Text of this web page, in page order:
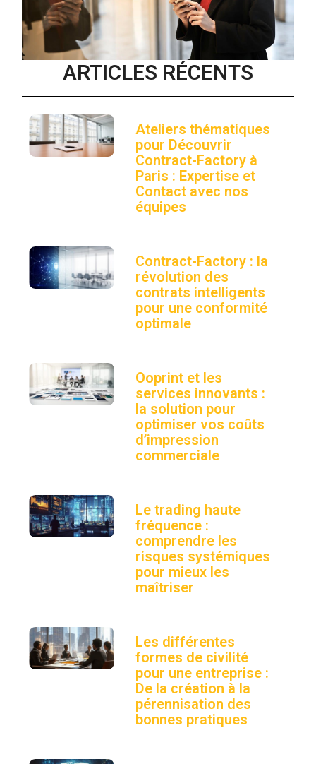
ARTICLES RÉCENTS
Ateliers thématiques
pour Découvrir
Contract-Factory à
Paris : Expertise et
Contact avec nos
équipes
Contract-Factory : la
révolution des
contrats intelligents
pour une conformité
optimale
Ooprint et les
services innovants :
la solution pour
optimiser vos coûts
d’impression
commerciale
Le trading haute
fréquence :
comprendre les
risques systémiques
pour mieux les
maîtriser
Les différentes
formes de civilité
pour une entreprise :
De la création à la
pérennisation des
bonnes pratiques